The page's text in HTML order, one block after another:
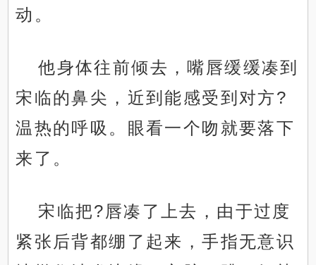
动。
他身体往前倾去，嘴唇缓缓凑到
宋临的鼻尖，近到能感受到对方?
温热的呼吸。眼看一个吻就要落下
来了。
宋临把?唇凑了上去，由于过度
紧张后背都绷了起来，手指无意识